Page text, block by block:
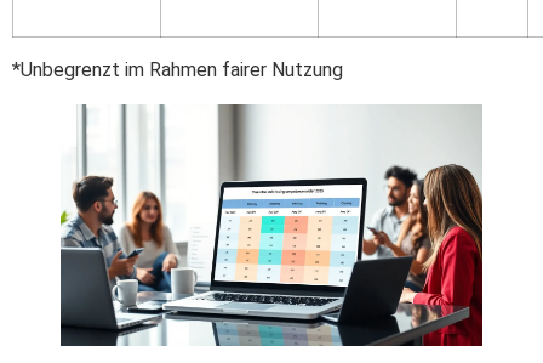
*Unbegrenzt im Rahmen fairer Nutzung